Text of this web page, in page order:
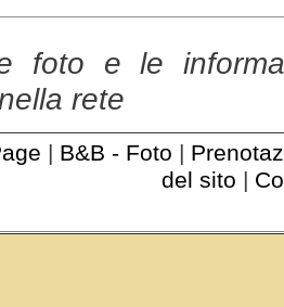
foto e le
rete
B&B - Foto
del sito